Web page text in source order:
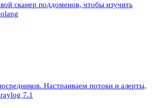
сканер поддоменов, чтобы изучить
Настраиваем потоки и алерты,
7.1